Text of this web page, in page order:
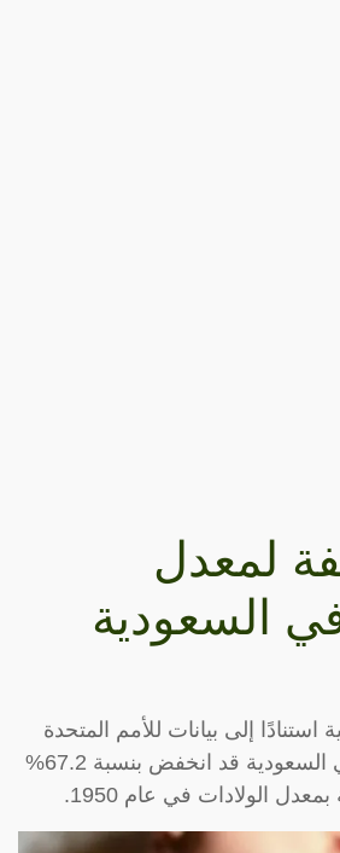
لمعدل
في السعودية
إلى بيانات للأمم المتحدة
أن معدل الولادات في السعودية قد انخفض بنسبة 67.2%